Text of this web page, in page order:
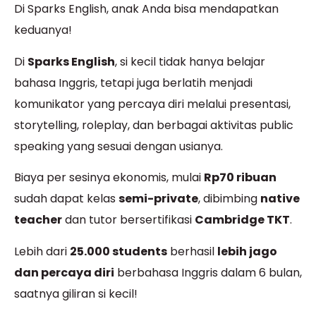
Di Sparks English, anak Anda bisa mendapatkan
keduanya!
Di Sparks English, si kecil tidak hanya belajar
bahasa Inggris, tetapi juga berlatih menjadi
komunikator yang percaya diri melalui presentasi,
storytelling, roleplay, dan berbagai aktivitas public
speaking yang sesuai dengan usianya.
Biaya per sesinya ekonomis, mulai Rp70 ribuan
sudah dapat kelas semi-private, dibimbing native
teacherdan tutor bersertifikasi Cambridge TKT.
Lebih dari 25.000 students berhasil lebih jago
dan percaya diri berbahasa Inggris dalam 6 bulan,
saatnya giliran si kecil!